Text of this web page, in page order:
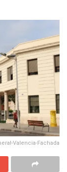
Valencia-Fachada